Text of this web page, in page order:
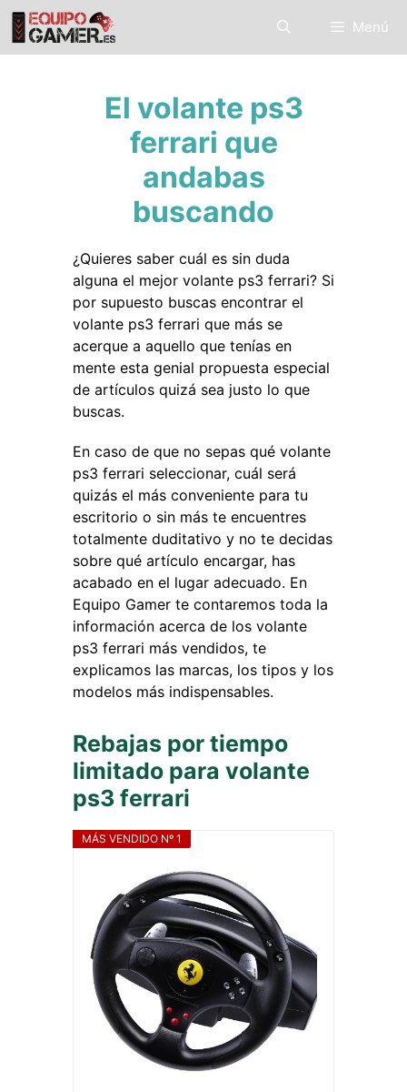
Saltar
contenido
Menú
El volante ps3
ferrari que
andabas
buscando
¿Quieres saber cuál es sin duda
alguna el mejor volante ps3 ferrari? Si
por supuesto buscas encontrar el
volante ps3 ferrari que más se
acerque a aquello que tenías en
mente esta genial propuesta especial
de artículos quizá sea justo lo que
buscas.
En caso de que no sepas qué volante
ps3 ferrari seleccionar, cuál será
quizás el más conveniente para tu
escritorio o sin más te encuentres
totalmente duditativo y no te decidas
sobre qué artículo encargar, has
acabado en el lugar adecuado. En
Equipo Gamer te contaremos toda la
información acerca de los volante
ps3 ferrari más vendidos, te
explicamos las marcas, los tipos y los
modelos más indispensables.
Rebajas por tiempo
limitado para volante
ps3 ferrari
MÁS VENDIDO Nº 1